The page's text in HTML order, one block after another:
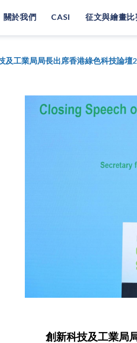
關於我們 CASI 征文與繪畫比
及工業局局長出席香港綠色科技論壇
創新科技及工業局